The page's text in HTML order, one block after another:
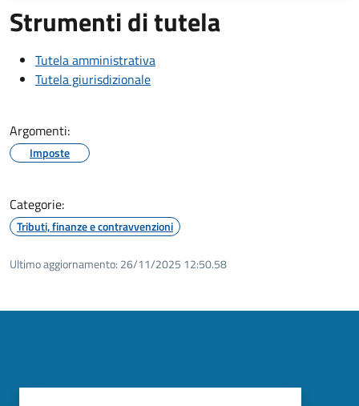
Strumenti di tutela
Tutela amministrativa
Tutela giurisdizionale
Argomenti:
Imposte
Categorie:
Tributi, finanze e contravvenzioni
Ultimo aggiornamento: 26/11/2025 12:50.58